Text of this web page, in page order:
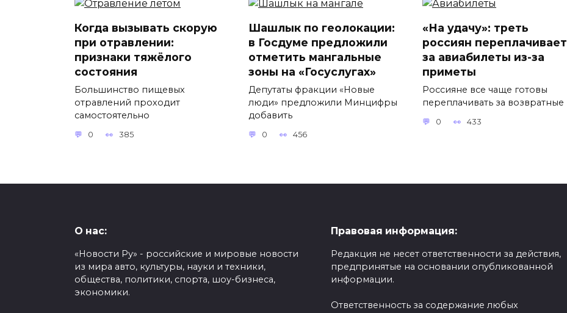
Когда вызывать скорую
при отравлении:
признаки тяжёлого
состояния
Большинство пищевых
отравлений проходит
самостоятельно
0 385
Шашлык по геолокации:
в Госдуме предложили
отметить мангальные
зоны на «Госуслугах»
Депутаты фракции «Новые
люди» предложили Минцифры
добавить
0 456
«На удачу»: треть
россиян переплачивает
за авиабилеты из-за
приметы
Россияне все чаще готовы
переплачивать за возвратные
0 433
О нас:
«Новости Ру» - российские и мировые новости
из мира авто, культуры, науки и техники,
общества, политики, спорта, шоу-бизнеса,
экономики.
Правовая информация:
Редакция не несет ответственности за действия,
предпринятые на основании опубликованной
информации.
Ответственность за содержание любых